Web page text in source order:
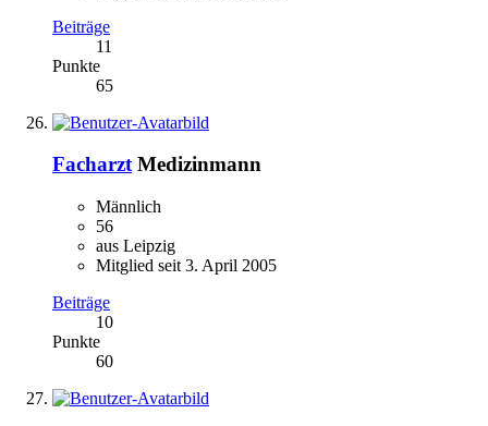
Beiträge
11
Punkte
65
Facharzt Medizinmann
Männlich
56
aus Leipzig
Mitglied seit 3. April 2005
Beiträge
10
Punkte
60